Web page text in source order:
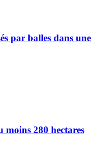
par balles dans une
280 hectares